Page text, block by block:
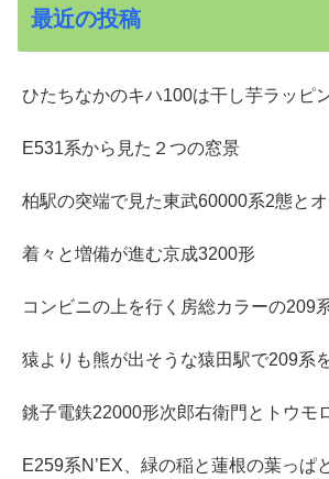
最近の投稿
ひたちなかのキハ100は干し芋ラッピ
E531系から見た２つの窓景
柏駅の突端で見た東武60000系2態と
着々と増備が進む京成3200形
コンビニの上を行く房総カラーの209
猿よりも熊が出そうな猿田駅で209系
銚子電鉄22000形次郎右衛門とトウモ
E259系N’EX、緑の稲と蓮根の葉っぱ